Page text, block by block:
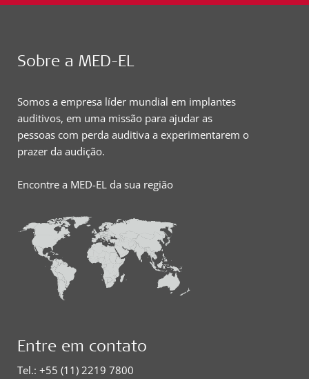
Sobre a MED-EL
Somos a empresa líder mundial em implantes
auditivos, em uma missão para ajudar as
pessoas com perda auditiva a experimentarem o
prazer da audição.
Encontre a MED-EL da sua região
Entre em contato
Tel.: +55 (11) 2219 7800